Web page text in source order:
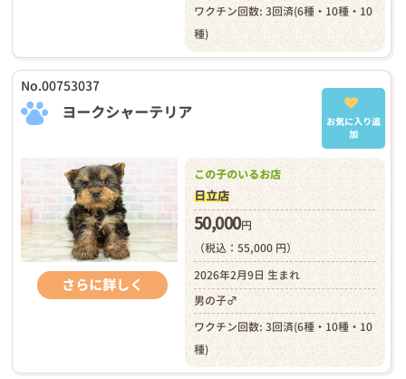
ワクチン回数: 3回済(6種・10種・10
種)
No.00753037
ヨークシャーテリア
お気に入り追
加
さらに詳しく
この子のいるお店
日立店
50,000円
（税込：55,000 円）
2026年2月9日 生まれ
男の子♂
ワクチン回数: 3回済(6種・10種・10
種)